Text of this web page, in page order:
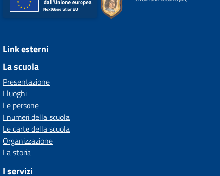
Link esterni
La scuola
Presentazione
I luoghi
Le persone
I numeri della scuola
Le carte della scuola
Organizzazione
La storia
I servizi